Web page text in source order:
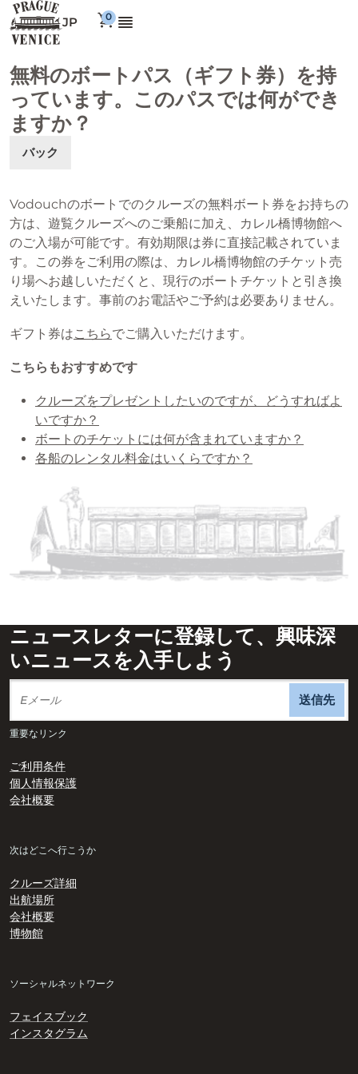
JP
無料のボートパス（ギフト券）を持
っています。このパスでは何ができ
ますか？
バック
Vodouchのボートでのクルーズの無料ボート券をお持ちの
方は、遊覧クルーズへのご乗船に加え、カレル橋博物館へ
のご入場が可能です。有効期限は券に直接記載されていま
す。この券をご利用の際は、カレル橋博物館のチケット売
り場へお越しいただくと、現行のボートチケットと引き換
えいたします。事前のお電話やご予約は必要ありません。
ギフト券はこちらでご購入いただけます。
こちらもおすすめです
クルーズをプレゼントしたいのですが、どうすればよ
いですか？
ボートのチケットには何が含まれていますか？
各船のレンタル料金はいくらですか？
ニュースレターに登録して、興味深
いニュースを入手しよう
送信先
重要なリンク
ご利用条件
個人情報保護
会社概要
次はどこへ行こうか
クルーズ詳細
出航場所
会社概要
博物館
ソーシャルネットワーク
フェイスブック
インスタグラム